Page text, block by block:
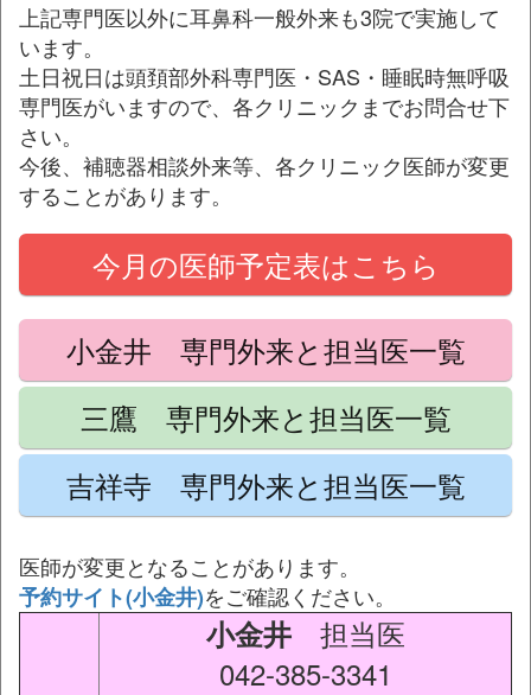
上記専門医以外に耳鼻科一般外来も3院で実施して
います。
土日祝日は頭頚部外科専門医・SAS・睡眠時無呼吸
専門医がいますので、各クリニックまでお問合せ下
さい。
今後、補聴器相談外来等、各クリニック医師が変更
することがあります。
今月の医師予定表はこちら
小金井 専門外来と担当医一覧
三鷹 専門外来と担当医一覧
吉祥寺 専門外来と担当医一覧
医師が変更となることがあります。
予約サイト(小金井)をご確認ください。
小金井担当医
042-385-3341